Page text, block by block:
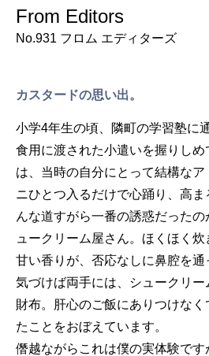
From Editors
No.931 フロム エディターズ
カスタードの思い出。
小学4年生の頃、隣町の学習塾に
食用に渡された小遣いを握りし
は、当時の自分にとって結構な
ニひとつ入るだけで心踊り、高
んな道すがら一番の誘惑だった
ュークリーム屋さん。ほくほく
甘い香りが、否応なしに鼻腔を通
気づけば両手には、シュークリ
財布。肝心のご飯にありつけな
たことをおぼえています。
僭越ながらこれは僕の実体験で